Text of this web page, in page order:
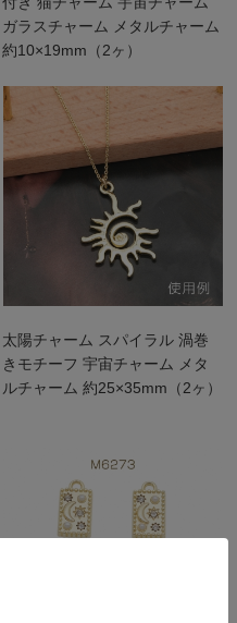
ガラスチャーム メタルチャーム
約10×19mm（2ヶ）
太陽チャーム スパイラル 渦巻
きモチーフ 宇宙チャーム メタ
ルチャーム 約25×35mm（2ヶ）